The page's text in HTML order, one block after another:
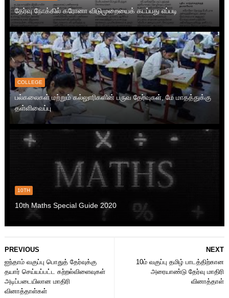
தேர்வு நோக்கில் கரோனா விடுமுறையைக் கடப்பது எப்படி
COLLEGE
பல்கலைகள் மற்றும் கல்லுாரிகளின் பருவ தேர்வுகள், மே மாதத்துக்கு
தள்ளிவைப்பு
10TH
10th Maths Special Guide 2020
NEXT
10ம் வகுப்பு தமிழ் பாடத்திற்கான
அரையாண்டு தேர்வு மாதிரி
வினாத்தாள்
PREVIOUS
ஐந்தாம் வகுப்பு பொதுத் தேர்வுக்கு
தயார் செய்யப்பட்ட கற்றல்விளைவுகள்
அடிப்படையிலான மாதிரி
வினாத்தாள்கள்